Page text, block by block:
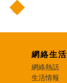
網絡生活
網絡熱話
生活情報